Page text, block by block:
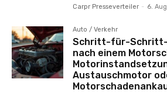
Carpr Presseverteiler - 6.
Auto / Verkehr
Schritt-für-Schritt-
nach einem
Austauschmotor